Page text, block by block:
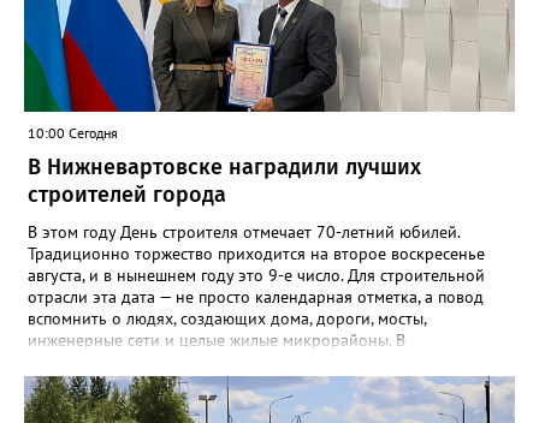
10:00 Сегодня
В Нижневартовске наградили лучших
строителей города
В этом году День строителя отмечает 70-летний юбилей.
Традиционно торжество приходится на второе воскресенье
августа, и в нынешнем году это 9-е число. Для строительной
отрасли эта дата — не просто календарная отметка, а повод
вспомнить о людях, создающих дома, дороги, мосты,
инженерные сети и целые жилые микрорайоны. В
города ежегодно проводит конкурс «Лучший строитель города
Нижневартовска». К участию приглашаются строительные